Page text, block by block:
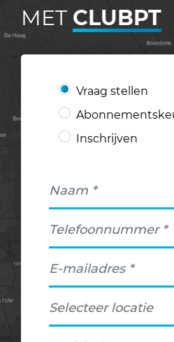
MET CLUBPT
Vraag stellen
Inschrijven